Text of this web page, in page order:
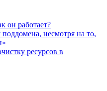
он работает?
несмотря на то,
ресурсов в